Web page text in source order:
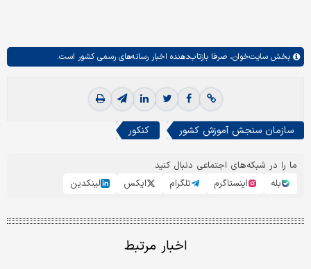
بخش سایت‌خوان، صرفا بازتاب‌دهنده اخبار رسانه‌های رسمی کشور است.
سازمان سنجش آموزش کشور کنکور
ما را در شبکه‌های اجتماعی دنبال کنید
بله
اینستاگرم تلگرام ایکس لینکدین
اخبار مرتبط